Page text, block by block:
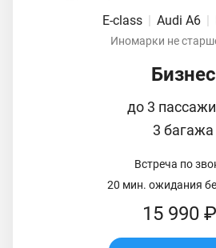
E-class | Audi A6 |
Иномарки не
Бизнес
до 3
3 багажа
Встреча по
20 мин. ожидания
15 990 ₽